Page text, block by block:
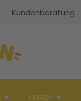
Kundenberatung
LEGO®